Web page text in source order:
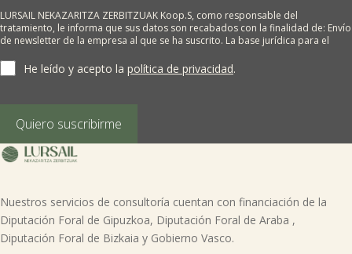
LURSAIL NEKAZARITZA ZERBITZUAK Koop.S, como responsable del
tratamiento, le informa que sus datos son recabados con la finalidad de: Envío
de newsletter de la empresa al que se ha suscrito. La base jurídica para el
terceros salvo obligación legal. Cualquier persona tiene derecho a solicitar el
acceso, rectificación, supresión, limitación del tratamiento, oposición o
lursail@lursailkoop.eus. Puede obtener información adicional en nuestra
página web.
He leído y acepto la política de privacidad.
Quiero suscribirme
Nuestros servicios de consultoría cuentan con financiación de la
Diputación Foral de Gipuzkoa, Diputación Foral de Araba ,
Diputación Foral de Bizkaia y Gobierno Vasco.